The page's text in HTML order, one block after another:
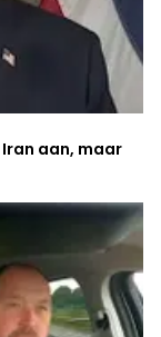
aan, maar